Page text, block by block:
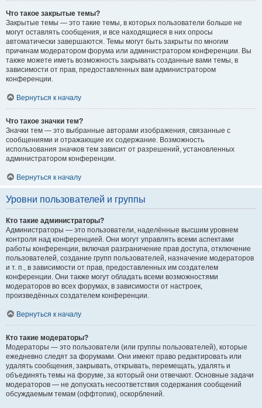
Что такое закрытые темы?
Закрытые темы — это такие темы, в которых пользователи больше не
могут оставлять сообщения, и все находящиеся в них опросы
автоматически завершаются. Темы могут быть закрыты по многим
причинам модератором форума или администратором конференции. Вы
также можете иметь возможность закрывать созданные вами темы, в
зависимости от прав, предоставленных вам администратором
конференции.
Вернуться к началу
Что такое значки тем?
Значки тем — это выбранные авторами изображения, связанные с
сообщениями и отражающие их содержание. Возможность
использования значков тем зависит от разрешений, установленных
администратором конференции.
Вернуться к началу
Уровни пользователей и группы
Кто такие администраторы?
Администраторы — это пользователи, наделённые высшим уровнем
контроля над конференцией. Они могут управлять всеми аспектами
работы конференции, включая разграничение прав доступа, отключение
пользователей, создание групп пользователей, назначение модераторов
и т. п., в зависимости от прав, предоставленных им создателем
конференции. Они также могут обладать всеми возможностями
модераторов во всех форумах, в зависимости от настроек,
произведённых создателем конференции.
Вернуться к началу
Кто такие модераторы?
Модераторы — это пользователи (или группы пользователей), которые
ежедневно следят за форумами. Они имеют право редактировать или
удалять сообщения, закрывать, открывать, перемещать, удалять и
объединять темы на форуме, за который они отвечают. Основные задачи
модераторов — не допускать несоответствия содержания сообщений
обсуждаемым темам (оффтопик), оскорблений.